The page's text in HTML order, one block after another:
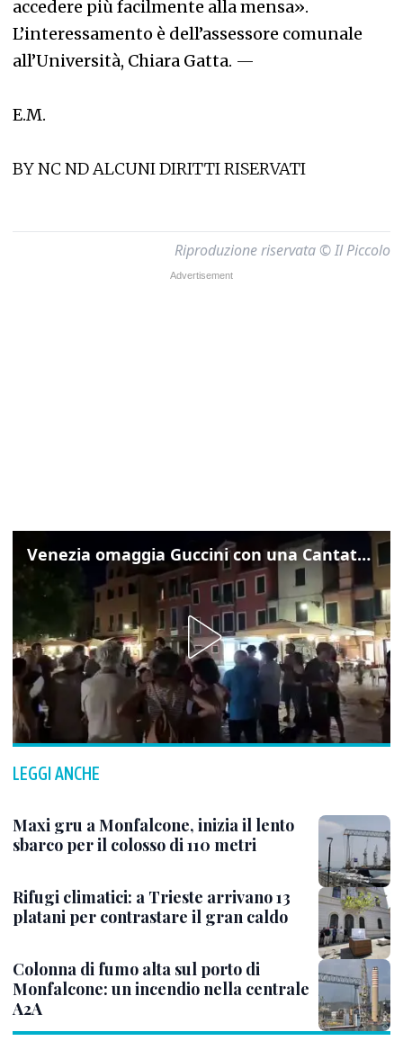
accedere più facilmente alla mensa».
L’interessamento è dell’assessore comunale
all’Università, Chiara Gatta. —
E.M.
BY NC ND ALCUNI DIRITTI RISERVATI
Riproduzione riservata © Il Piccolo
Venezia omaggia Guccini con una Cantata Anarchica in campo Santa Margherita
LEGGI ANCHE
Maxi gru a Monfalcone, inizia il lento
sbarco per il colosso di 110 metri
Rifugi climatici: a Trieste arrivano 13
platani per contrastare il gran caldo
Colonna di fumo alta sul porto di
Monfalcone: un incendio nella centrale
A2A